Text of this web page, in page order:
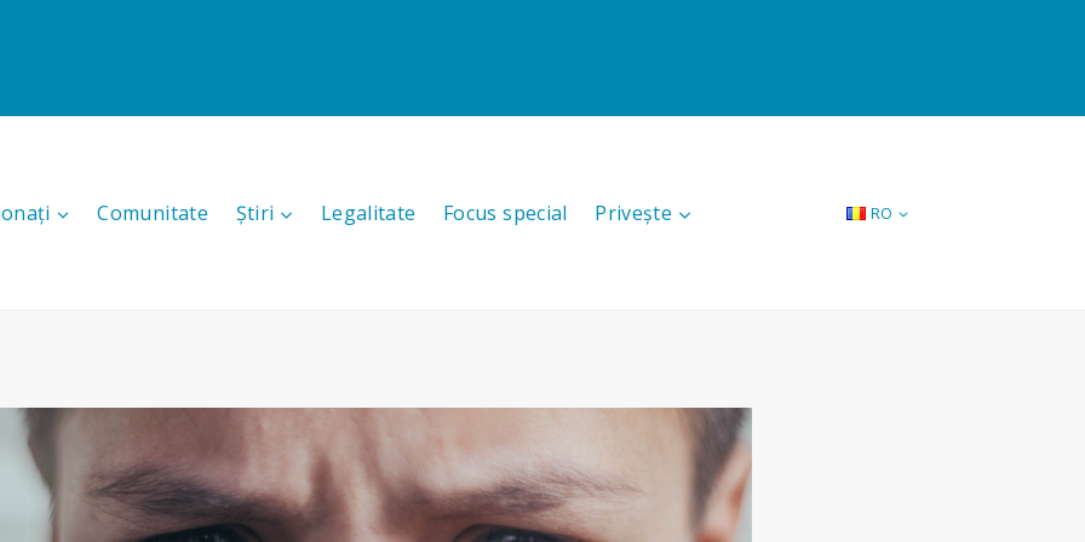
Comunitate Știri Legalitate Focus special Privește RO